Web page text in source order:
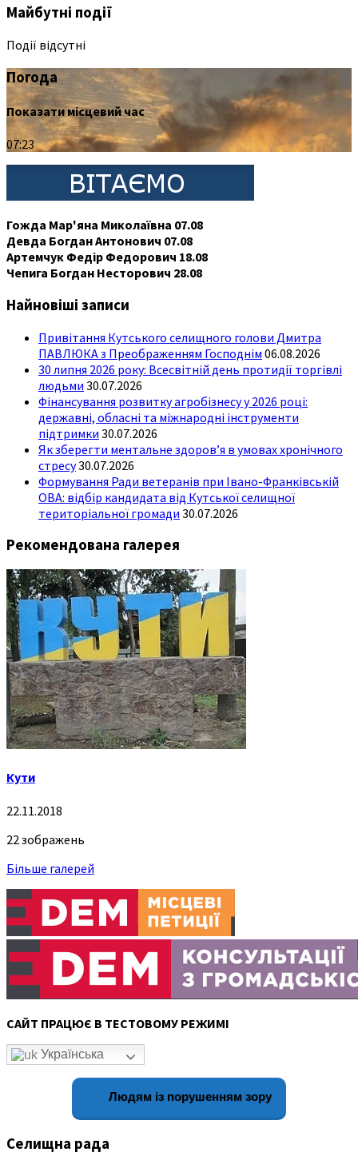
Майбутні події
Події відсутні
Погода
Показати місцевий час
07:23
Гожда Мар'яна Миколаївна 07.08
Девда Богдан Антонович 07.08
Артемчук Федір Федорович 18.08
Чепига Богдан Несторович 28.08
Найновіші записи
Привітання Кутського селищного голови Дмитра
ПАВЛЮКА з Преображенням Господнім 06.08.2026
30 липня 2026 року: Всесвітній день протидії торгівлі
людьми 30.07.2026
Фінансування розвитку агробізнесу у 2026 році:
державні, обласні та міжнародні інструменти
підтримки 30.07.2026
Як зберегти ментальне здоров’я в умовах хронічного
стресу30.07.2026
Формування Ради ветеранів при Івано-Франківській
ОВА: відбір кандидата від Кутської селищної
територіальної громади 30.07.2026
Рекомендована галерея
Кути
22.11.2018
22 зображень
Більше галерей
САЙТ ПРАЦЮЄ В ТЕСТОВОМУ РЕЖИМІ
Українська
Людям із порушенням зору
Селищна рада